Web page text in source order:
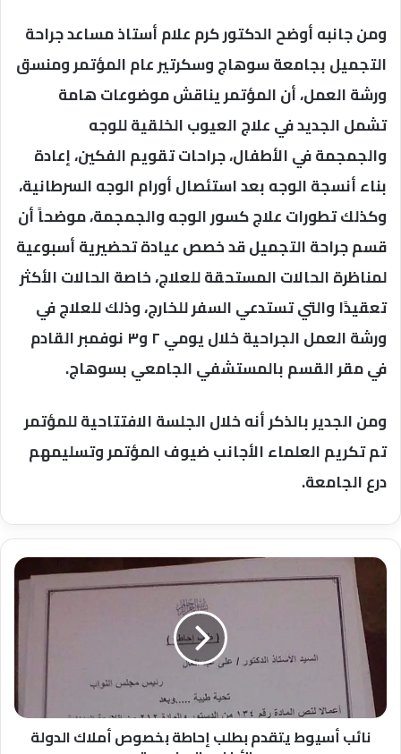
ومن جانبه أوضح الدكتور كرم علام أستاذ مساعد جراحة
التجميل بجامعة سوهاج وسكرتير عام المؤتمر ومنسق
ورشة العمل، أن المؤتمر يناقش موضوعات هامة
تشمل الجديد في علاج العيوب الخلقية للوجه
والجمجمة في الأطفال، جراحات تقويم الفكين، إعادة
بناء أنسجة الوجه بعد استئصال أورام الوجه السرطانية،
وكذلك تطورات علاج كسور الوجه والجمجمة، موضحاً أن
قسم جراحة التجميل قد خصص عيادة تحضيرية أسبوعية
لمناظرة الحالات المستحقة للعلاج، خاصة الحالات الأكثر
تعقيدًا والتي تستدعي السفر للخارج، وذلك للعلاج في
ورشة العمل الجراحية خلال يومي ٢ و٣ نوفمبر القادم
في مقر القسم بالمستشفي الجامعي بسوهاج.
ومن الجدير بالذكر أنه خلال الجلسة الافتتاحية للمؤتمر
تم تكريم العلماء الأجانب ضيوف المؤتمر وتسليمهم
درع الجامعة.
نائب
أسيوط
يتقدم
بطلب
إحاطة
بخصوص
أملاك
الدولة
والأراضي
المخصصة
نائب أسيوط يتقدم بطلب إحاطة بخصوص أملاك الدولة